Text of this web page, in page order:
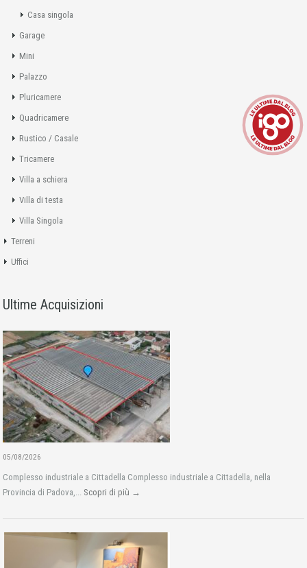
Casa singola
Garage
Mini
Palazzo
Pluricamere
Quadricamere
Rustico / Casale
Tricamere
Villa a schiera
Villa di testa
Villa Singola
Terreni
Uffici
Ultime Acquisizioni
05/08/2026
Complesso industriale a Cittadella Complesso industriale a Cittadella, nella
Provincia di Padova,... Scopri di più →